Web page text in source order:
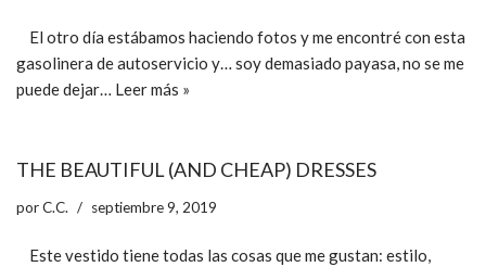
El otro día estábamos haciendo fotos y me encontré con esta
gasolinera de autoservicio y… soy demasiado payasa, no se me
puede dejar… Leer más »
THE BEAUTIFUL (AND CHEAP) DRESSES
porC.C. septiembre 9, 2019
Este vestido tiene todas las cosas que me gustan: estilo,